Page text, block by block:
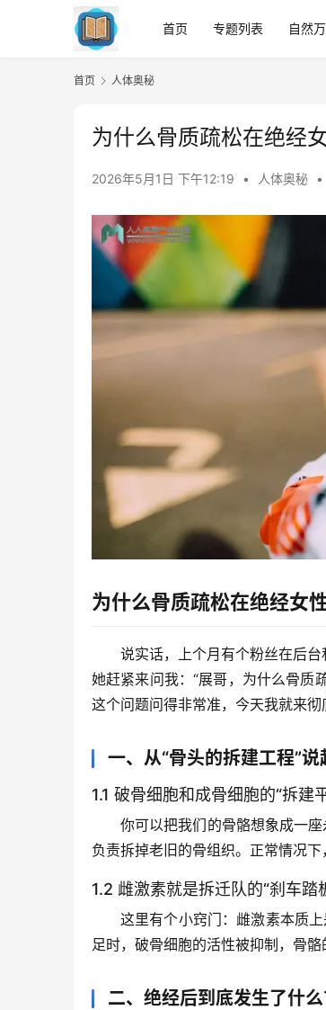
首页 专题列表 自然
首页 人体奥秘
为什么骨质疏松在绝经
2026年5月1日 下午12:19 • 人体奥秘 •
为什么骨质疏松在绝经女
说实话，上个月有个粉丝在后
她赶紧来问我：“展哥，为什么骨质
这个问题问得非常准，今天我就来
一、从“骨头的拆建工程”说
1.1 破骨细胞和成骨细胞的“拆建
你可以把我们的骨骼想象成一座
负责拆掉老旧的骨组织。正常情况
1.2 雌激素就是拆迁队的“刹车踏
这里有个小窍门：雌激素本质
足时，破骨细胞的活性被抑制，骨骼
二、绝经后到底发生了什么